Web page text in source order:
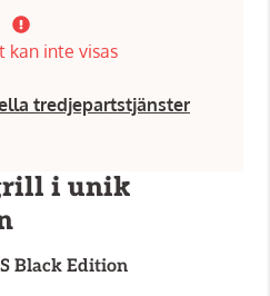
kan inte visas
tredjepartstjänster
i unik
Black Edition